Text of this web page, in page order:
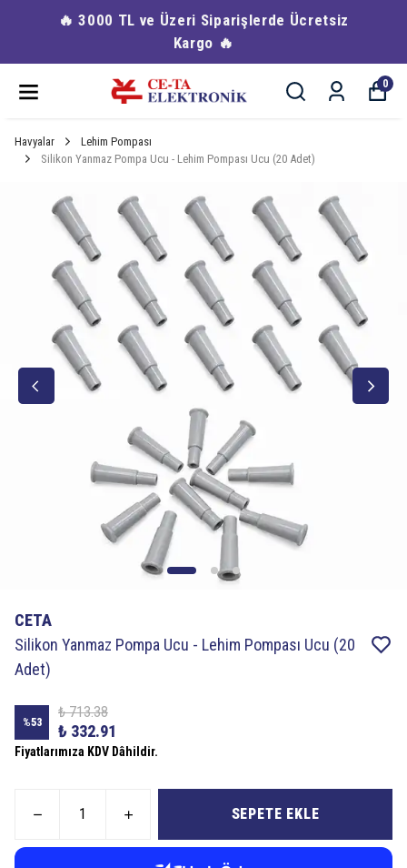
🔥 3000 TL ve Üzeri Siparişlerde Ücretsiz
Kargo 🔥
0
Havyalar
Lehim Pompası
Silikon Yanmaz Pompa Ucu - Lehim Pompası Ucu (20 Adet)
CETA
Silikon Yanmaz Pompa Ucu - Lehim Pompası Ucu (20
Adet)
%53
₺ 713.38
₺ 332.91
Fiyatlarımıza KDV Dâhildir.
SEPETE EKLE